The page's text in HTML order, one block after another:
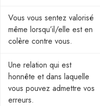
Vous vous sentez valorisé
même lorsqu’il/elle est en
colère contre vous.
Une relation qui est
honnête et dans laquelle
vous pouvez admettre vos
erreurs.